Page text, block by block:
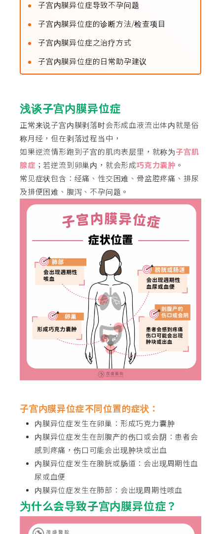
子宫内膜异位症导致不孕问题
子宫内膜异位症的诊断方法/检查项目
子宫内膜异位症之治疗方式
子宫内膜异位症的日常助孕建议
浅谈子宫内膜异位症
正常来说子宫内膜剥落时会形成血液流出体内就是俗
称月经，但在剥落过程当中，
如果逆流情形跑到子宫的肌肉表层里，就称为子宫肌
腺症 ；若逆流到卵巢内，就会形成巧克力囊肿 。
常见症状包含：经痛、性交困难、骨盆腔疼痛、排尿
及排便困难、腹泻、不孕问题。
子宫内膜异位症不同位置的症状：
内膜异位症发生在卵巢：形成巧克力囊肿
内膜异位症发生在剖腹产的伤口或会阴：患者会
感到疼痛，伤口可能会出现肿块或出血
内膜异位症发生在膀胱或肠道：会出现周期性血
尿或血便
内膜异位症发生在肺部：会出现周期性咳血
为什么会导致子宫内膜异位症？